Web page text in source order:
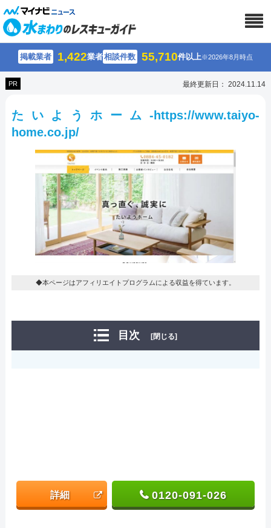
掲載業者 1,422業者相談件数 55,710件以上※2026年8月時点
PR 最終更新日： 2024.11.14
たいようホーム-https://www.taiyo-
home.co.jp/
◆本ページはアフィリエイトプログラムによる収益を得ています。
目次 [閉じる]
詳細 0120-091-026